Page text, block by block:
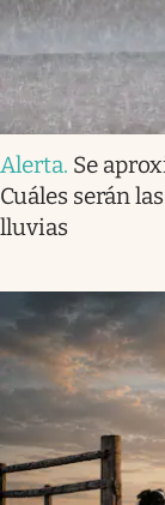
Alerta. Se
Cuáles serán
lluvias